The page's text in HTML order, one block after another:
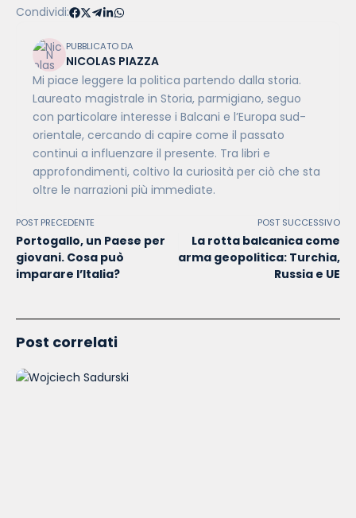
Condividi:
PUBBLICATO DA
NICOLAS PIAZZA
Mi piace leggere la politica partendo dalla storia.
Laureato magistrale in Storia, parmigiano, seguo
con particolare interesse i Balcani e l’Europa sud-
orientale, cercando di capire come il passato
continui a influenzare il presente. Tra libri e
approfondimenti, coltivo la curiosità per ciò che sta
oltre le narrazioni più immediate.
POST PRECEDENTE
Portogallo, un Paese per
giovani. Cosa può
imparare l’Italia?
POST SUCCESSIVO
La rotta balcanica come
arma geopolitica: Turchia,
Russia e UE
Post correlati